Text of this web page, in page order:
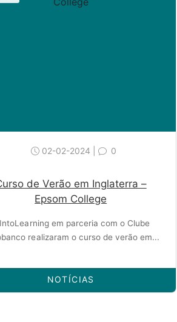
02-02-2024 | 0
de Verão em Inglaterra –
Epsom College
em parceria com o Clube
realizaram o curso de verão em...
NOTÍCIAS